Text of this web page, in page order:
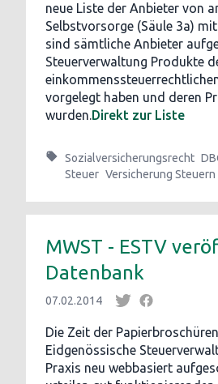
neue Liste der Anbieter von
Selbstvorsorge (Säule 3a)
sind sämtliche Anbieter
Steuerverwaltung Produkte
vorgelegt haben und deren
wurden.Direkt zur Liste
Sozialversicherungsrecht
Steuer Versicherung Steuern
MWST - ESTV
Datenbank
07.02.2014
Die Zeit der
Eidgenössische
Praxis neu webbasiert